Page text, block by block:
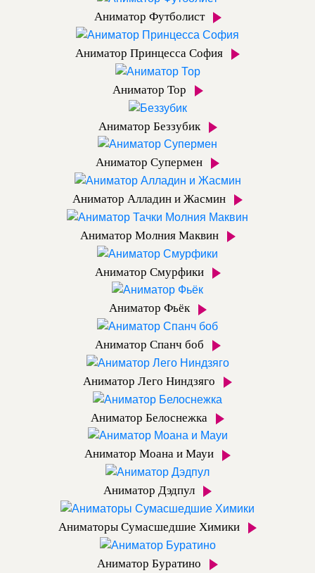
Аниматор Футболист
Аниматор Принцесса София
Аниматор Тор
Аниматор Беззубик
Аниматор Супермен
Аниматор Алладин и Жасмин
Аниматор Молния Маквин
Аниматор Смурфики
Аниматор Фьёк
Аниматор Спанч боб
Аниматор Лего Ниндзяго
Аниматор Белоснежка
Аниматор Моана и Мауи
Аниматор Дэдпул
Аниматоры Сумасшедшие Химики
Аниматор Буратино